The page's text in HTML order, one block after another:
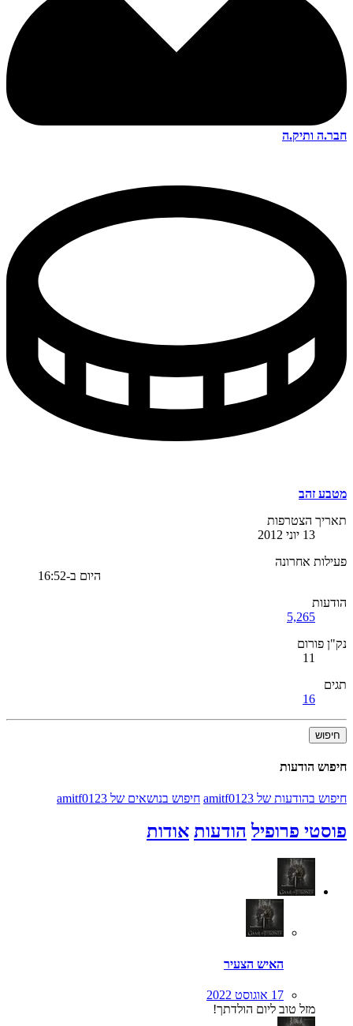
חבר.ה ותיק.ה
מטבע זהב
תאריך הצטרפות
13 יוני 2012
פעילות אחרונה
היום ב-16:52
הודעות
5,265
נק"ן פורום
11
תגים
16
חיפוש
חיפוש הודעות
חיפוש בהודעות של amitf0123 חיפוש בנושאים של amitf0123
פוסטי פרופיל הודעות אודות
האיש הצעיר
17 אוגוסט 2022
מזל טוב ליום הולדתך!